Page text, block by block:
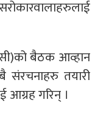
बैठक आव्हान
संरचनाहरु तयारी
आग्रह गरिन् ।